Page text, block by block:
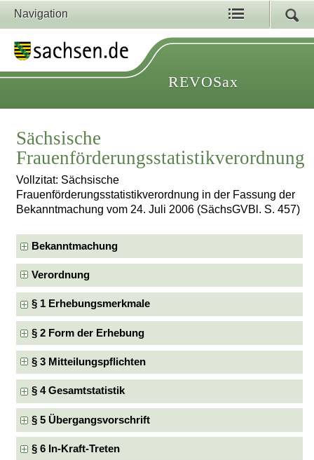
Navigation
REVOSax
Sächsische
Frauenförderungsstatistikverordnung
Vollzitat: Sächsische
Frauenförderungsstatistikverordnung in der Fassung der
Bekanntmachung vom 24. Juli 2006 (SächsGVBl. S. 457)
Bekanntmachung
Verordnung
§ 1 Erhebungsmerkmale
§ 2 Form der Erhebung
§ 3 Mitteilungspflichten
§ 4 Gesamtstatistik
§ 5 Übergangsvorschrift
§ 6 In-Kraft-Treten